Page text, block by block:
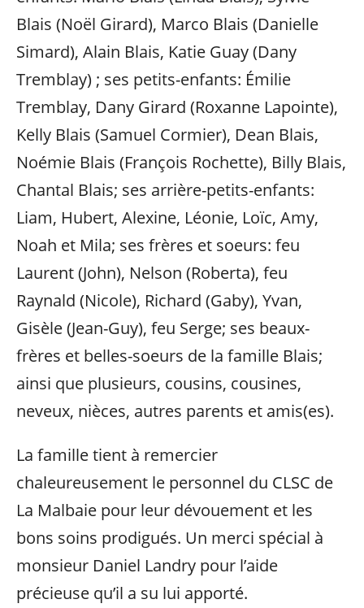
Blais (Noël Girard), Marco Blais (Danielle
Simard), Alain Blais, Katie Guay (Dany
Tremblay) ; ses petits-enfants: Émilie
Tremblay, Dany Girard (Roxanne Lapointe),
Kelly Blais (Samuel Cormier), Dean Blais,
Noémie Blais (François Rochette), Billy Blais,
Chantal Blais; ses arrière-petits-enfants:
Liam, Hubert, Alexine, Léonie, Loïc, Amy,
Noah et Mila; ses frères et soeurs: feu
Laurent (John), Nelson (Roberta), feu
Raynald (Nicole), Richard (Gaby), Yvan,
Gisèle (Jean-Guy), feu Serge; ses beaux-
frères et belles-soeurs de la famille Blais;
ainsi que plusieurs, cousins, cousines,
neveux, nièces, autres parents et amis(es).
La famille tient à remercier
chaleureusement le personnel du CLSC de
La Malbaie pour leur dévouement et les
bons soins prodigués. Un merci spécial à
monsieur Daniel Landry pour l’aide
précieuse qu’il a su lui apporté.